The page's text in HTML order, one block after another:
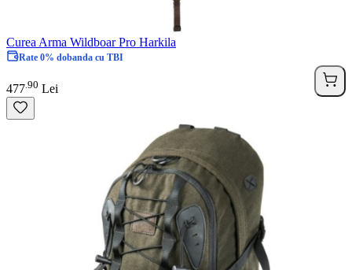
Curea Arma Wildboar Pro Harkila
Rate 0% dobanda cu TBI
477 90 Lei